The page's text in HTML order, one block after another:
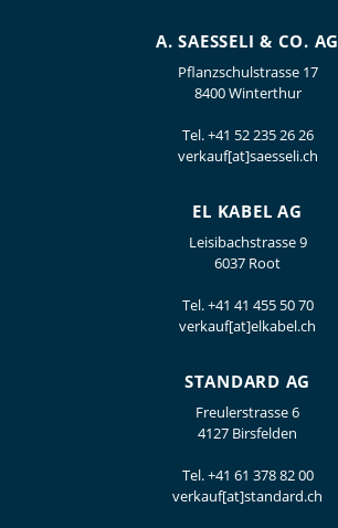
A. SAESSELI & CO. AG
Pflanzschulstrasse 17
8400 Winterthur
Tel.+41 52 235 26 26
verkauf[at]saesseli.ch
EL KABEL AG
Leisibachstrasse 9
6037 Root
Tel.+41 41 455 50 70
verkauf[at]elkabel.ch
STANDARD AG
Freulerstrasse 6
4127 Birsfelden
Tel.+41 61 378 82 00
verkauf[at]standard.ch